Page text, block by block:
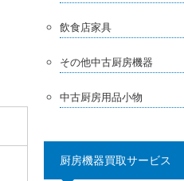
飲食店家具
その他中古厨房機器
中古厨房用品小物
厨房機器買取サービス